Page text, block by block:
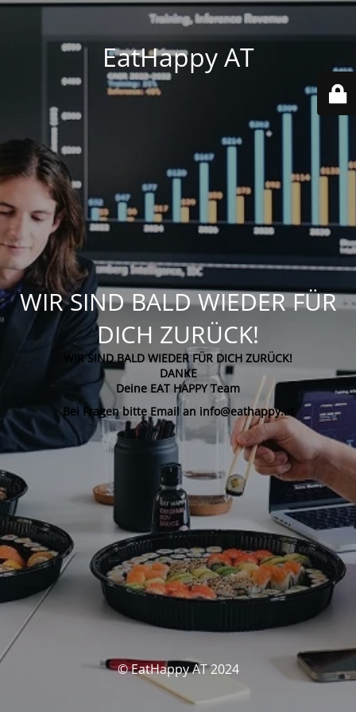
EatHappy AT
WIR SIND BALD WIEDER FÜR
DICH ZURÜCK!
WIR SIND BALD WIEDER FÜR DICH ZURÜCK!
DANKE
Deine EAT HAPPY Team
Bei Fragen bitte Email an info@eathappy.at
© EatHappy AT 2024